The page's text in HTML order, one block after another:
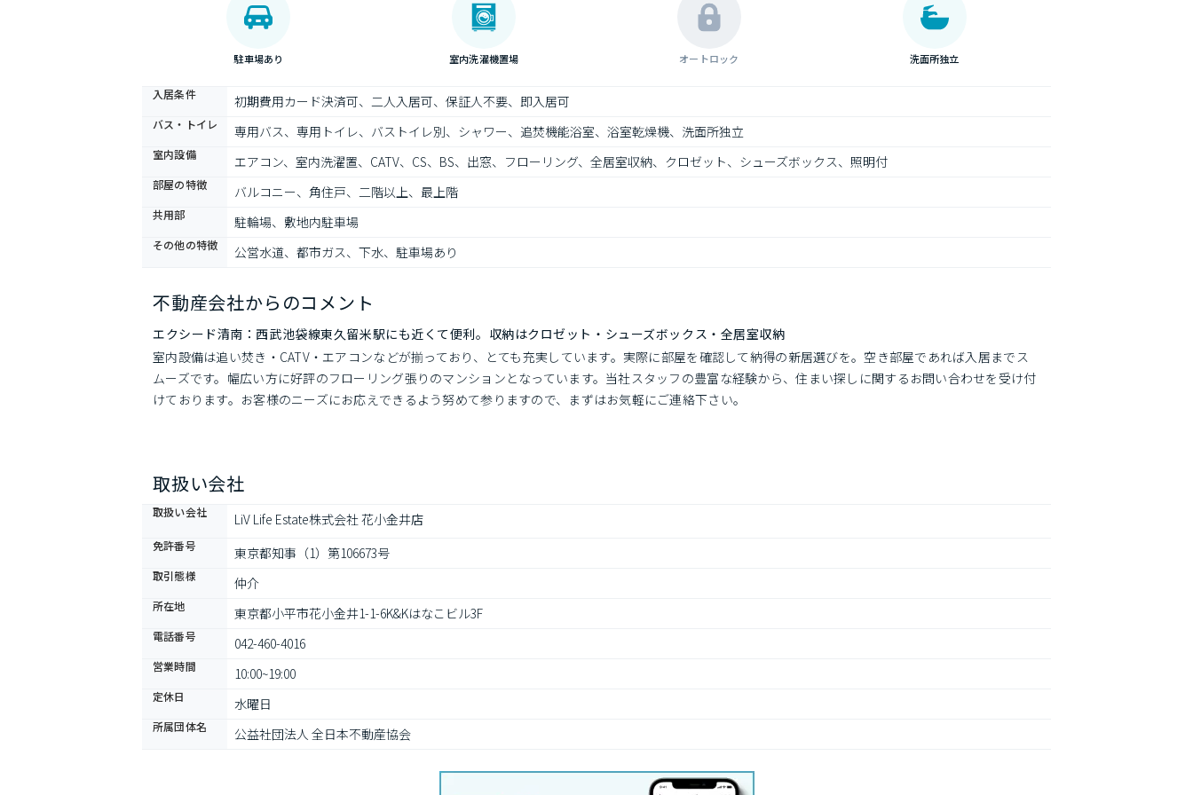
駐車場あり 室内洗濯機置場 オートロック 洗面所独立
入居条件 初期費用カード決済可、二人入居可、保証人不要、即入居可
バス・トイレ 専用バス、専用トイレ、バストイレ別、シャワー、追焚機能浴室、浴室乾燥機、洗面所独立
室内設備 エアコン、室内洗濯置、CATV、CS、BS、出窓、フローリング、全居室収納、クロゼット、シューズボックス、照明付
部屋の特徴 バルコニー、角住戸、二階以上、最上階
共用部 駐輪場、敷地内駐車場
その他の特徴 公営水道、都市ガス、下水、駐車場あり
不動産会社からのコメント
エクシード清南：西武池袋線東久留米駅にも近くて便利。収納はクロゼット・シューズボックス・全居室収納
室内設備は追い焚き・CATV・エアコンなどが揃っており、とても充実しています。実際に部屋を確認して納得の新居選びを。空き部屋であれば入居までス
ムーズです。幅広い方に好評のフローリング張りのマンションとなっています。当社スタッフの豊富な経験から、住まい探しに関するお問い合わせを受け付
けております。お客様のニーズにお応えできるよう努めて参りますので、まずはお気軽にご連絡下さい。
取扱い会社
取扱い会社 LiV Life Estate株式会社 花小金井店
免許番号 東京都知事（1）第106673号
取引態様 仲介
所在地 東京都小平市花小金井1-1-6K&Kはなこビル3F
電話番号 042-460-4016
営業時間 10:00~19:00
定休日 水曜日
所属団体名 公益社団法人 全日本不動産協会